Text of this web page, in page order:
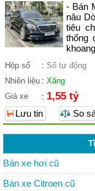
- Bán
nâu
tiêu
thống
Hộp số : Số tự động
Nhiên liệu : Xăng
Giá xe
: 1,55 tỷ
Lưu tin So
Bán xe hơi cũ
Bán xe Citroen cũ